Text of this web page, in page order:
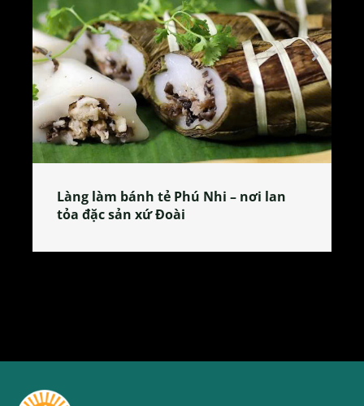
Tương bần Hưng Yên – thức quà quê
giản dị gây thương nhớ